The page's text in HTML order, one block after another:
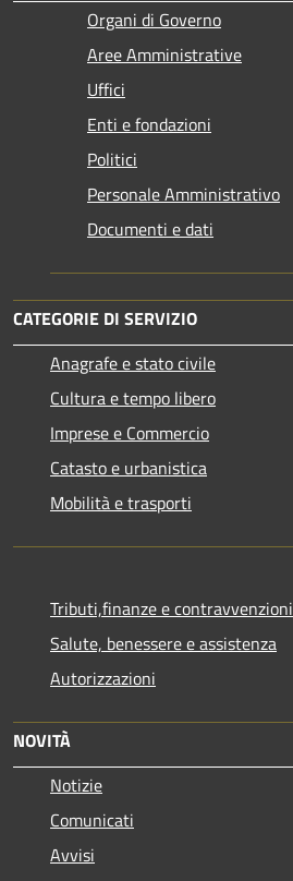
Organi di Governo
Aree Amministrative
Uffici
Enti e fondazioni
Politici
Personale Amministrativo
Documenti e dati
CATEGORIE DI SERVIZIO
Anagrafe e stato civile
Cultura e tempo libero
Imprese e Commercio
Catasto e urbanistica
Mobilità e trasporti
Tributi,finanze e contravvenzioni
Salute, benessere e assistenza
Autorizzazioni
NOVITÀ
Notizie
Comunicati
Avvisi